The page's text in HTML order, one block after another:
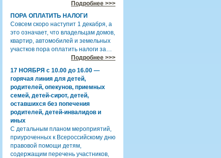
Подробнее >>>
ПОРА ОПЛАТИТЬ НАЛОГИ
Совсем скоро наступит 1 декабря, а
это означает, что владельцам домов,
квартир, автомобилей и земельных
участков пора оплатить налоги за…
Подробнее >>>
17 НОЯБРЯ с 10.00 до 16.00 —
горячая линия для детей,
родителей, опекунов, приемных
семей, детей-сирот, детей,
оставшихся без попечения
родителей, детей-инвалидов и
иных
С детальным планом мероприятий,
приуроченных к Всероссийскому дню
правовой помощи детям,
содержащим перечень участников,